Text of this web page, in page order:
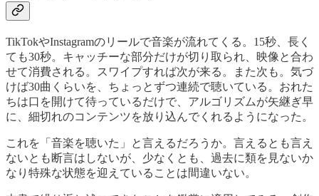
TikTokやInstagramのリールで音楽が流れてくる。15秒、長く
ても30秒。キャッチーな部分だけが切り取られ、映像と合わ
せて消費される。スワイプすれば次が来る。また次も。気づ
けば30曲くらいを、ちょっとずつ連続で聴いている。おれた
ちは口を開けて待っているだけで、アルゴリズムが矢継ぎ早
に、細切れのコンテンツを放り込んでくれるようになった。
これを「音楽を聴いた」と言えるだろうか。言えるとも言え
ないとも断言はしないが、少なくとも、過去に類を見ないか
なり特殊な状態を迎えていることは間違いない。